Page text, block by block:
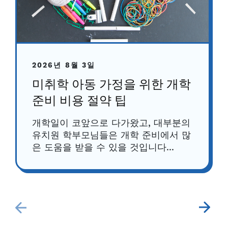
2026년 8월 3일
미취학 아동 가정을 위한 개학
준비 비용 절약 팁
개학일이 코앞으로 다가왔고, 대부분의
유치원 학부모님들은 개학 준비에서 많
은 도움을 받을 수 있을 것입니다...